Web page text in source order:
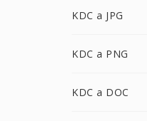
KDC a JPG
KDC a PNG
KDC a DOC